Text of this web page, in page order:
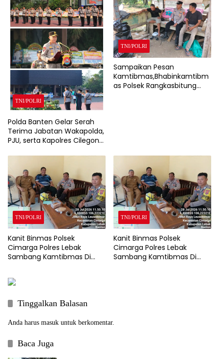
TNI/POLRI
Polda Banten Gelar Serah
Terima Jabatan Wakapolda,
PJU, serta Kapolres Cilegon
TNI/POLRI
Sampaikan Pesan
Kamtibmas,Bhabinkamtibm
as Polsek Rangkasbitung
TNI/POLRI
Kanit Binmas Polsek
Cimarga Polres Lebak
Sambang Kamtibmas Di
TNI/POLRI
Kanit Binmas Polsek
Cimarga Polres Lebak
Sambang Kamtibmas Di
Tinggalkan Balasan
Anda harus masuk untuk berkomentar.
Baca Juga